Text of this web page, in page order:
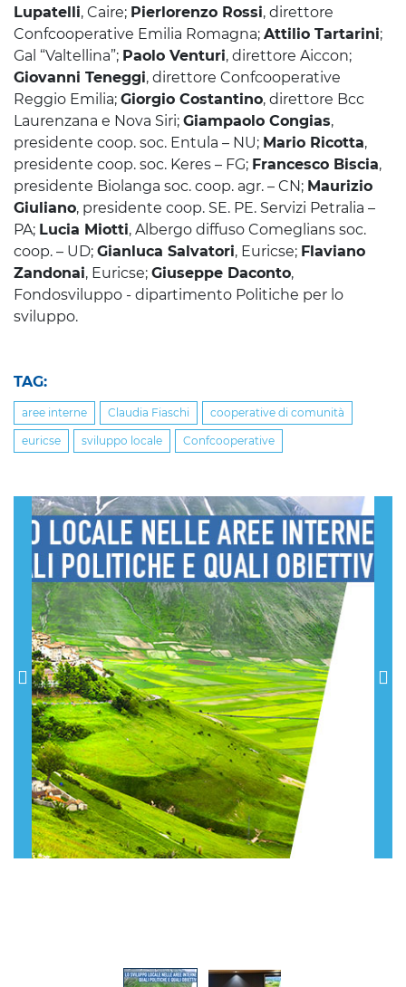
Lupatelli, Caire; Pierlorenzo Rossi, direttore
Confcooperative Emilia Romagna; Attilio Tartarini;
Gal “Valtellina”; Paolo Venturi, direttore Aiccon;
Giovanni Teneggi, direttore Confcooperative
Reggio Emilia; Giorgio Costantino, direttore Bcc
Laurenzana e Nova Siri; Giampaolo Congias,
presidente coop. soc. Entula – NU; Mario Ricotta,
presidente coop. soc. Keres – FG; Francesco Biscia,
presidente Biolanga soc. coop. agr. – CN; Maurizio
Giuliano, presidente coop. SE. PE. Servizi Petralia –
PA; Lucia Miotti, Albergo diffuso Comeglians soc.
coop. – UD; Gianluca Salvatori, Euricse; Flaviano
Zandonai, Euricse; Giuseppe Daconto,
Fondosviluppo - dipartimento Politiche per lo
sviluppo.
TAG:
aree interne Claudia Fiaschi cooperative di comunità
euricse sviluppo locale Confcooperative
Previous